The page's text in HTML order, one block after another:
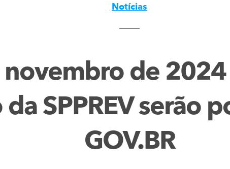
Notícias
de 2024
SPPREV serão
GOV.BR